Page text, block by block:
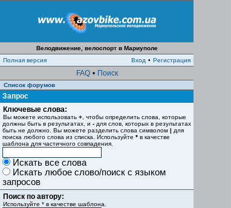
Велодвижение, велоспорт в Мариуполе
Полная версия
Вход • Регистрация
FAQ • Поиск
Список форумов
Запрос
Ключевые слова:
Вы можете использовать + , чтобы определить слова, которые
должны быть в результатах, и - для слов, которых в результатах
быть не должно. Вы можете разделить слова символом | для
поиска любого слова из списка. Используйте * в качестве
шаблона для частичного совпадения.
Искать все слова
Искать любое слово/поиск с языком
запросов
Поиск по автору:
Используйте * в качестве шаблона.